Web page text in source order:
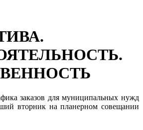
заказов для муниципальных нужд
вторник на планерном совещании